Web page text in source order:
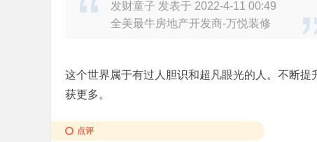
发财童子 发表于 2022-4-11 00:49
全美最牛房地产开发商-万悦装修
这个世界属于有过人胆识和超凡眼光的人。不断
获更多。
点评